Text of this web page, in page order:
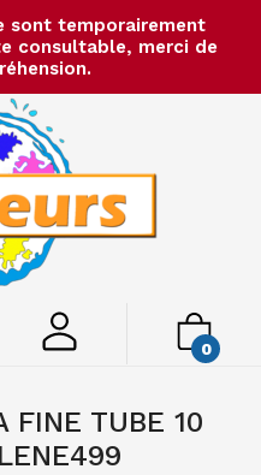
sont temporairement
consultable, merci de
0
FINE TUBE 10